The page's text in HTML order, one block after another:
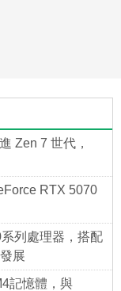
Zen 7 世代，
RTX 5070
列處理器，搭配
展
記憶體，與